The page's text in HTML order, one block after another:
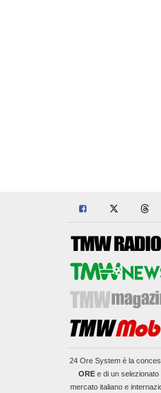
24 Ore Systemè la
OREe di un selezionato
mercato italiano e